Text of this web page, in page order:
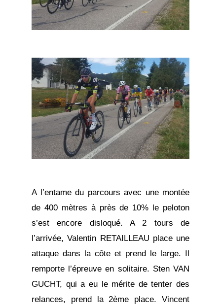
A l’entame du parcours avec une montée
de 400 mètres à près de 10% le peloton
s’est encore disloqué. A 2 tours de
l’arrivée, Valentin RETAILLEAU place une
attaque dans la côte et prend le large. Il
remporte l’épreuve en solitaire. Sten VAN
GUCHT, qui a eu le mérite de tenter des
relances, prend la 2ème place. Vincent